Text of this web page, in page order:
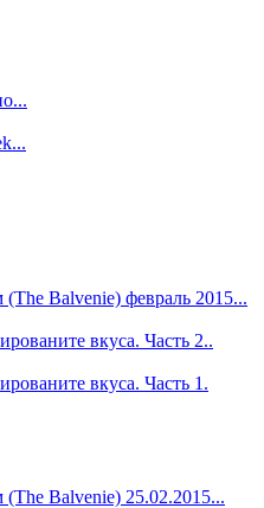
Balvenie) февраль 2015...
вкуса. Часть 2..
вкуса. Часть 1.
Balvenie) 25.02.2015...